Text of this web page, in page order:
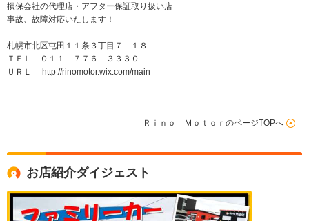
損保会社の代理店・アフター保証取り扱い店
事故、故障対応いたします！
札幌市北区屯田１１条３丁目７－１８
ＴＥＬ ０１１－７７６－３３３０
ＵＲＬ http://rinomotor.wix.com/main
Ｒｉｎｏ ＭｏｔｏｒのページTOPへ
お店紹介ダイジェスト